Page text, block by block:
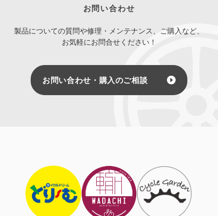
お問い合わせ
製品についての質問や修理・メンテナンス、ご購入など、
お気軽にお問合せください！
お問い合わせ・購入のご相談